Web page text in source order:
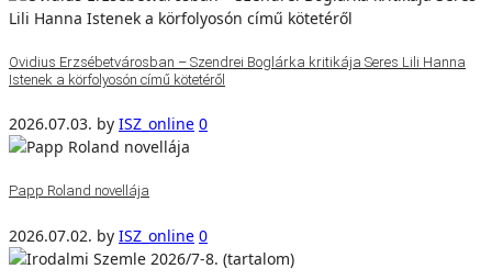
Ovidius Erzsébetvárosban – Szendrei Boglárka kritikája Seres Lili Hanna
Istenek a körfolyosón című kötetéről
2026.07.03. by ISZ_online 0
Papp Roland novellája
2026.07.02. by ISZ_online 0